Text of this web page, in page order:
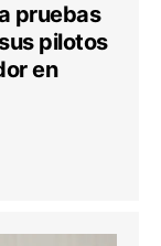
pruebas
pilotos
en